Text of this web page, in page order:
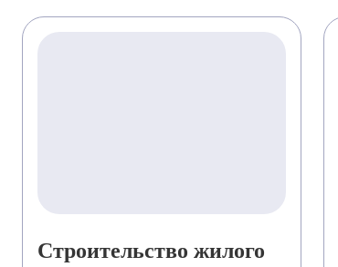
Строительство жилого